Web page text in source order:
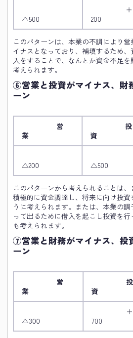
△500
＋
200
このパターンは、本業の不調により
イナスとなっており、補填するため
入をすることで、なんとか資金不足
考えられます。
⑥営業と投資がマイナス、財
ーン
営
業
投
資
△200
このパターンから考えられることは
積極的に資金調達し、将来に向け投
うに考えられます。または、本業の
って出るために借入を起こし投資を
も考えられます。
⑦営業と財務がマイナス、投
ーン
営
業
投
資
△300
＋
700